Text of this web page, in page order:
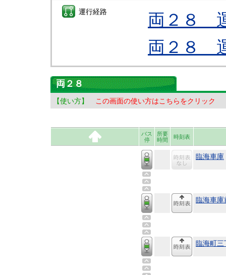
運行経路
両２８
両２８
両２８
【使い方】 この画面の使い方はこちらをクリック
バス
停
所要
時間
時刻表
臨海車庫
臨海車庫
臨海町三